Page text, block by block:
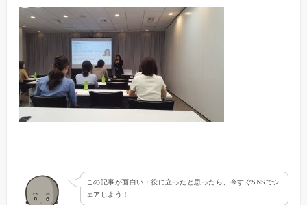
この記事が面白い・役に立ったと思ったら、今すぐSNSでシ
ェアしよう！